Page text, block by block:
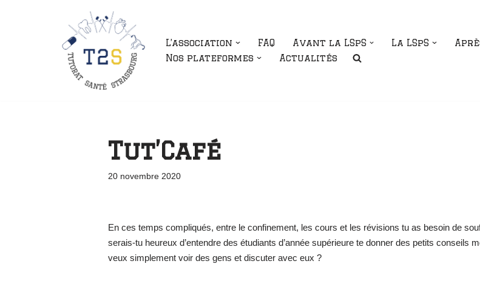
L’association FAQ Avant la LSpS La LSpS
Nos plateformes
Actualités
Tut’Café
20 novembre 2020
En ces temps compliqués, entre le confinement, les cours et les révisions tu as besoin de
serais-tu heureux d’entendre des étudiants d’année supérieure te donner des petits conseils
veux simplement voir des gens et discuter avec eux ?